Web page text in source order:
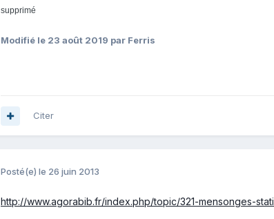
supprimé
Modifié le 23 août 2019 par Ferris
Citer
Posté(e) le 26 juin 2013
http://www.agorabib.fr/index.php/topic/321-mensonges-